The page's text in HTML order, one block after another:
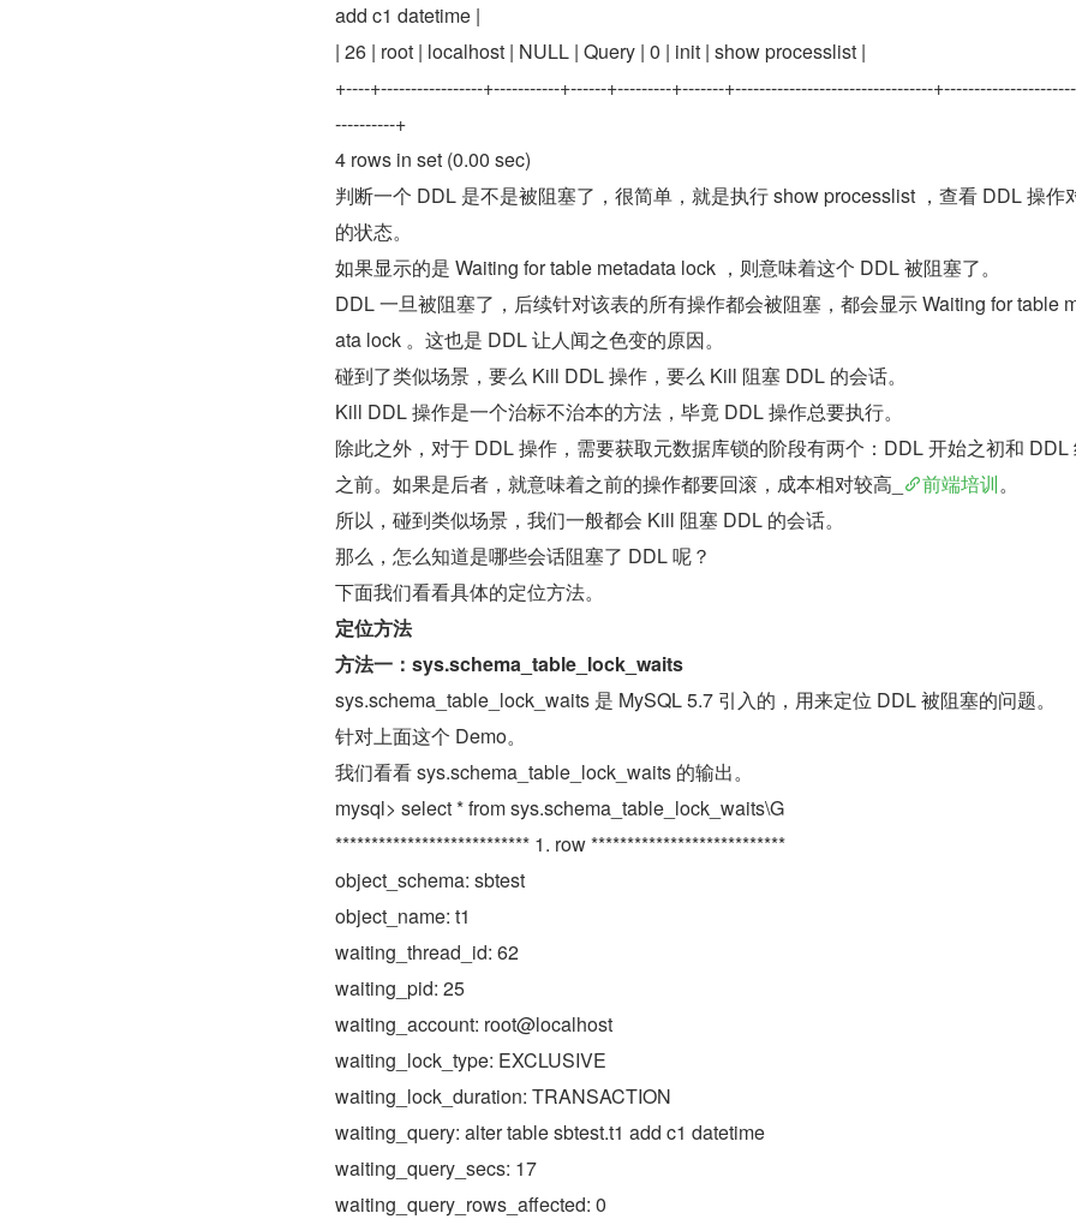
add c1 datetime |
| 26 | root | localhost | NULL | Query | 0 | init | show processlist |
+----+-----------------+-----------+------+---------+-------+---------------------------------
----------+
4 rows in set (0.00 sec)
判断一个 DDL 是不是被阻塞了，很简单，就是执行 show processlist ，查看 DDL 操作
的状态。
如果显示的是 Waiting for table metadata lock ，则意味着这个 DDL 被阻塞了。
DDL 一旦被阻塞了，后续针对该表的所有操作都会被阻塞，都会显示 Waiting for table
ata lock 。这也是 DDL 让人闻之色变的原因。
碰到了类似场景，要么 Kill DDL 操作，要么 Kill 阻塞 DDL 的会话。
Kill DDL 操作是一个治标不治本的方法，毕竟 DDL 操作总要执行。
除此之外，对于 DDL 操作，需要获取元数据库锁的阶段有两个：DDL 开始之初和 DDL
之前。如果是后者，就意味着之前的操作都要回滚，成本相对较高_
前端培训。
所以，碰到类似场景，我们一般都会 Kill 阻塞 DDL 的会话。
那么，怎么知道是哪些会话阻塞了 DDL 呢？
下面我们看看具体的定位方法。
定位方法
方法一：sys.schema_table_lock_waits
sys.schema_table_lock_waits 是 MySQL 5.7 引入的，用来定位 DDL 被阻塞的问题。
针对上面这个 Demo。
我们看看 sys.schema_table_lock_waits 的输出。
mysql> select * from sys.schema_table_lock_waits\G
*************************** 1. row ***************************
object_schema: sbtest
object_name: t1
waiting_thread_id: 62
waiting_pid: 25
waiting_account: root@localhost
waiting_lock_type: EXCLUSIVE
waiting_lock_duration: TRANSACTION
waiting_query: alter table sbtest.t1 add c1 datetime
waiting_query_secs: 17
waiting_query_rows_affected: 0